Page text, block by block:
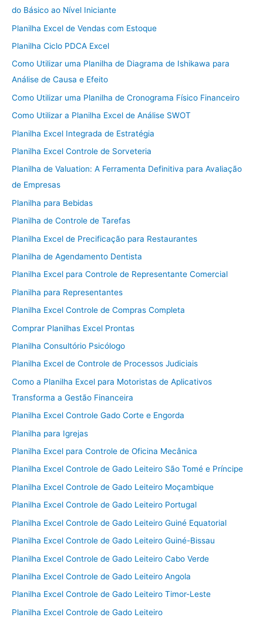
do Básico ao Nível Iniciante
Planilha Excel de Vendas com Estoque
Planilha Ciclo PDCA Excel
Como Utilizar uma Planilha de Diagrama de Ishikawa para
Análise de Causa e Efeito
Como Utilizar uma Planilha de Cronograma Físico Financeiro
Como Utilizar a Planilha Excel de Análise SWOT
Planilha Excel Integrada de Estratégia
Planilha Excel Controle de Sorveteria
Planilha de Valuation: A Ferramenta Definitiva para Avaliação
de Empresas
Planilha para Bebidas
Planilha de Controle de Tarefas
Planilha Excel de Precificação para Restaurantes
Planilha de Agendamento Dentista
Planilha Excel para Controle de Representante Comercial
Planilha para Representantes
Planilha Excel Controle de Compras Completa
Comprar Planilhas Excel Prontas
Planilha Consultório Psicólogo
Planilha Excel de Controle de Processos Judiciais
Como a Planilha Excel para Motoristas de Aplicativos
Transforma a Gestão Financeira
Planilha Excel Controle Gado Corte e Engorda
Planilha para Igrejas
Planilha Excel para Controle de Oficina Mecânica
Planilha Excel Controle de Gado Leiteiro São Tomé e Príncipe
Planilha Excel Controle de Gado Leiteiro Moçambique
Planilha Excel Controle de Gado Leiteiro Portugal
Planilha Excel Controle de Gado Leiteiro Guiné Equatorial
Planilha Excel Controle de Gado Leiteiro Guiné-Bissau
Planilha Excel Controle de Gado Leiteiro Cabo Verde
Planilha Excel Controle de Gado Leiteiro Angola
Planilha Excel Controle de Gado Leiteiro Timor-Leste
Planilha Excel Controle de Gado Leiteiro